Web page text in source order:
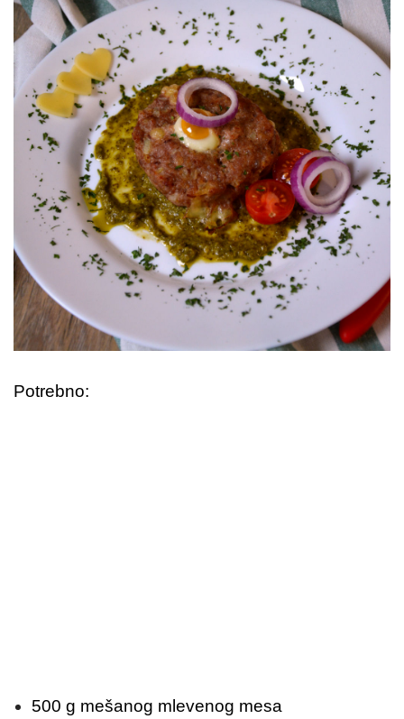
Potrebno:
500 g mešanog mlevenog mesa